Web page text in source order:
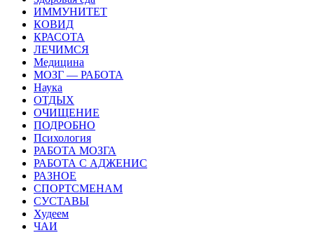
ИММУНИТЕТ
КОВИД
КРАСОТА
ЛЕЧИМСЯ
Медицина
МОЗГ — РАБОТА
Наука
ОТДЫХ
ОЧИЩЕНИЕ
ПОДРОБНО
Психология
РАБОТА МОЗГА
РАБОТА С АДЖЕНИС
РАЗНОЕ
СПОРТСМЕНАМ
СУСТАВЫ
Худеем
ЧАИ